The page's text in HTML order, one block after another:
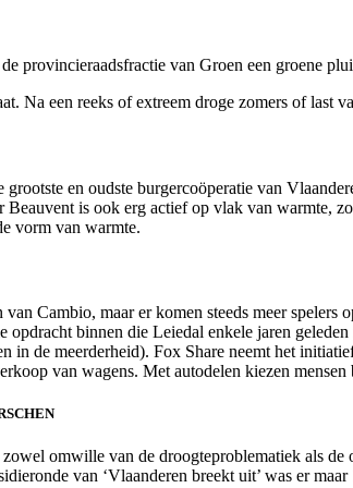
provincieraadsfractie van Groen een groene
Na een reeks of extreem droge zomers of last
en oudste burgercoöperatie van
is ook erg actief op vlak van warmte,
vorm van warmte.
van Cambio, maar er komen steeds meer
opdracht binnen die Leiedal enkele jaren
in de meerderheid). Fox Share neemt het
van wagens. Met autodelen kiezen
omwille van de droogteproblematiek als
van ‘Vlaanderen breekt uit’ was er